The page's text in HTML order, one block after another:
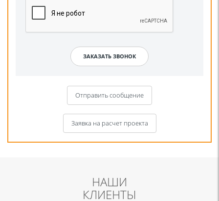
Отправить сообщение
Заявка на расчет проекта
НАШИ
КЛИЕНТЫ